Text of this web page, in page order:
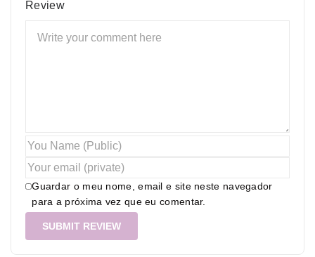
Review
Guardar o meu nome, email e site neste navegador
para a próxima vez que eu comentar.